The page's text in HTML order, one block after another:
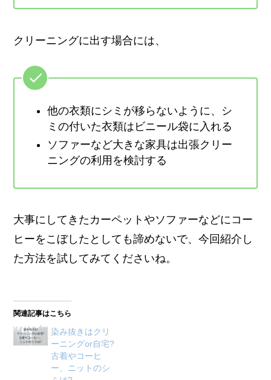
クリーニングに出す場合には、
他の衣類にシミが移らないように、シ
ミの付いた衣類はビニール袋に入れる
ソファーなど大きな家具は出張クリー
ニングの利用を検討する
大事にしてきたカーペットやソファーなどにコー
ヒーをこぼしたとしても諦めないで、今回紹介し
た方法を試してみてくださいね。
関連記事はこちら
染み抜きはクリ
ーニングor自宅?
古着やコーヒ
ー、ニットのシ